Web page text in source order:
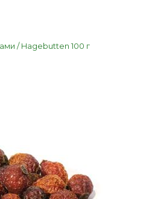
/ Hagebutten 100 г